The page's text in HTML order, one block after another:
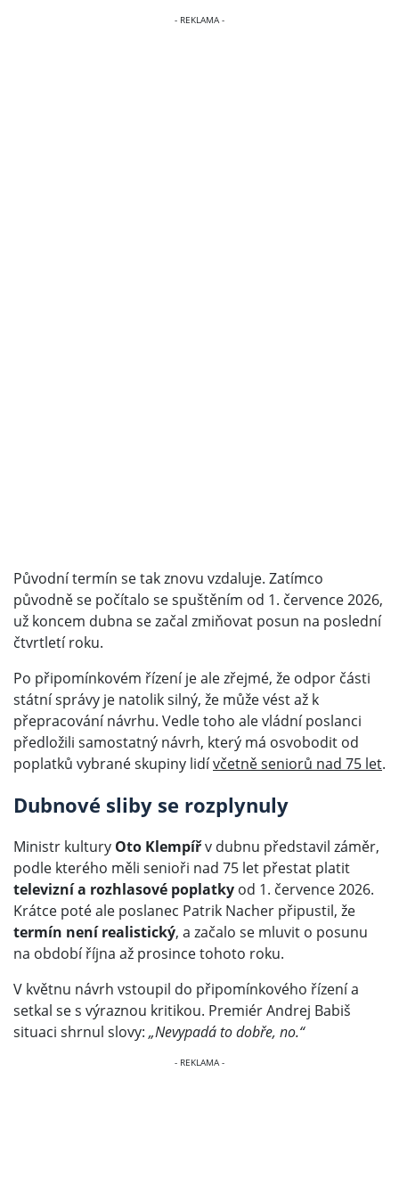
Původní termín se tak znovu vzdaluje. Zatímco
původně se počítalo se spuštěním od 1. července 2026,
už koncem dubna se začal zmiňovat posun na poslední
čtvrtletí roku.
Po připomínkovém řízení je ale zřejmé, že odpor části
státní správy je natolik silný, že může vést až k
přepracování návrhu. Vedle toho ale vládní poslanci
předložili samostatný návrh, který má osvobodit od
poplatků vybrané skupiny lidívčetně seniorů nad 75 let.
Dubnové sliby se rozplynuly
Ministr kultury Oto Klempířv dubnu představil záměr,
podle kterého měli senioři nad 75 let přestat platit
televizní a rozhlasové poplatky od 1. července 2026.
Krátce poté ale poslanec Patrik Nacher připustil, že
termín není realistický, a začalo se mluvit o posunu
na období října až prosince tohoto roku.
V květnu návrh vstoupil do připomínkového řízení a
setkal se s výraznou kritikou. Premiér Andrej Babiš
situaci shrnul slovy: „Nevypadá to dobře, no.“